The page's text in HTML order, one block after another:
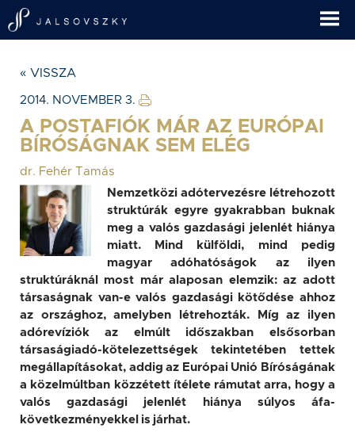
« VISSZA
2014. NOVEMBER 3.
A POSTAFIÓK MÁR AZ EURÓPAI
BÍRÓSÁGNAK SEM ELÉG
dr. Fehér Tamás
Nemzetközi adótervezésre létrehozott
struktúrák egyre gyakrabban buknak
meg a valós gazdasági jelenlét hiánya
miatt. Mind külföldi, mind pedig
magyar adóhatóságok az ilyen
struktúráknál most már alaposan elemzik: az adott
társaságnak van-e valós gazdasági kötődése ahhoz
az országhoz, amelyben létrehozták. Míg az ilyen
adórevíziók az elmúlt időszakban elsősorban
társaságiadó-kötelezettségek tekintetében tettek
megállapításokat, addig az Európai Unió Bíróságának
a közelmúltban közzétett ítélete rámutat arra, hogy a
valós gazdasági jelenlét hiánya súlyos áfa-
következményekkel is járhat.